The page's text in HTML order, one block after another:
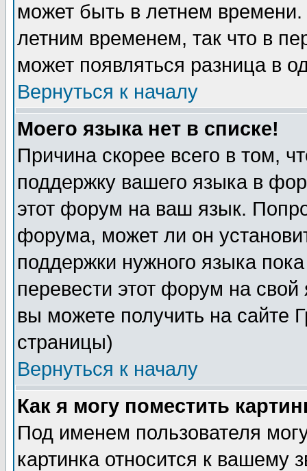
может быть в летнем
летним временем, так что в
может появляться разница в
Вернуться к началу
Моего языка нет в списке!
Причина скорее всего в том,
поддержку вашего языка в
этот форум на ваш язык.
форума, может ли он
поддержки нужного языка
перевести этот форум на
вы можете получить на сайте
страницы)
Вернуться к началу
Как я могу поместить
Под именем пользователя
картинка относится к вашему